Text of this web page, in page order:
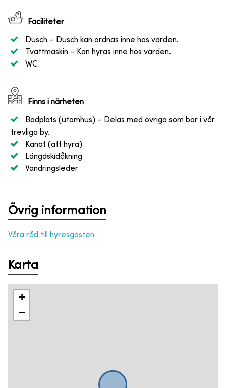
Faciliteter
Dusch – Dusch kan ordnas inne hos värden.
Tvättmaskin – Kan hyras inne hos värden.
WC
Finns i närheten
Badplats (utomhus) – Delas med övriga som bor i vår
trevliga by.
Kanot (att hyra)
Längdskidåkning
Vandringsleder
Övrig information
Våra råd till hyresgästen
Karta
+
−